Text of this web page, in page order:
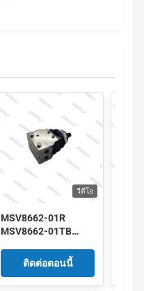
วีดีโอ
MSV8662-01R
MSV8662-01TB
MSV8662-01RL
คานิค 3/2 ทาง
ติดต่อตอนนี้